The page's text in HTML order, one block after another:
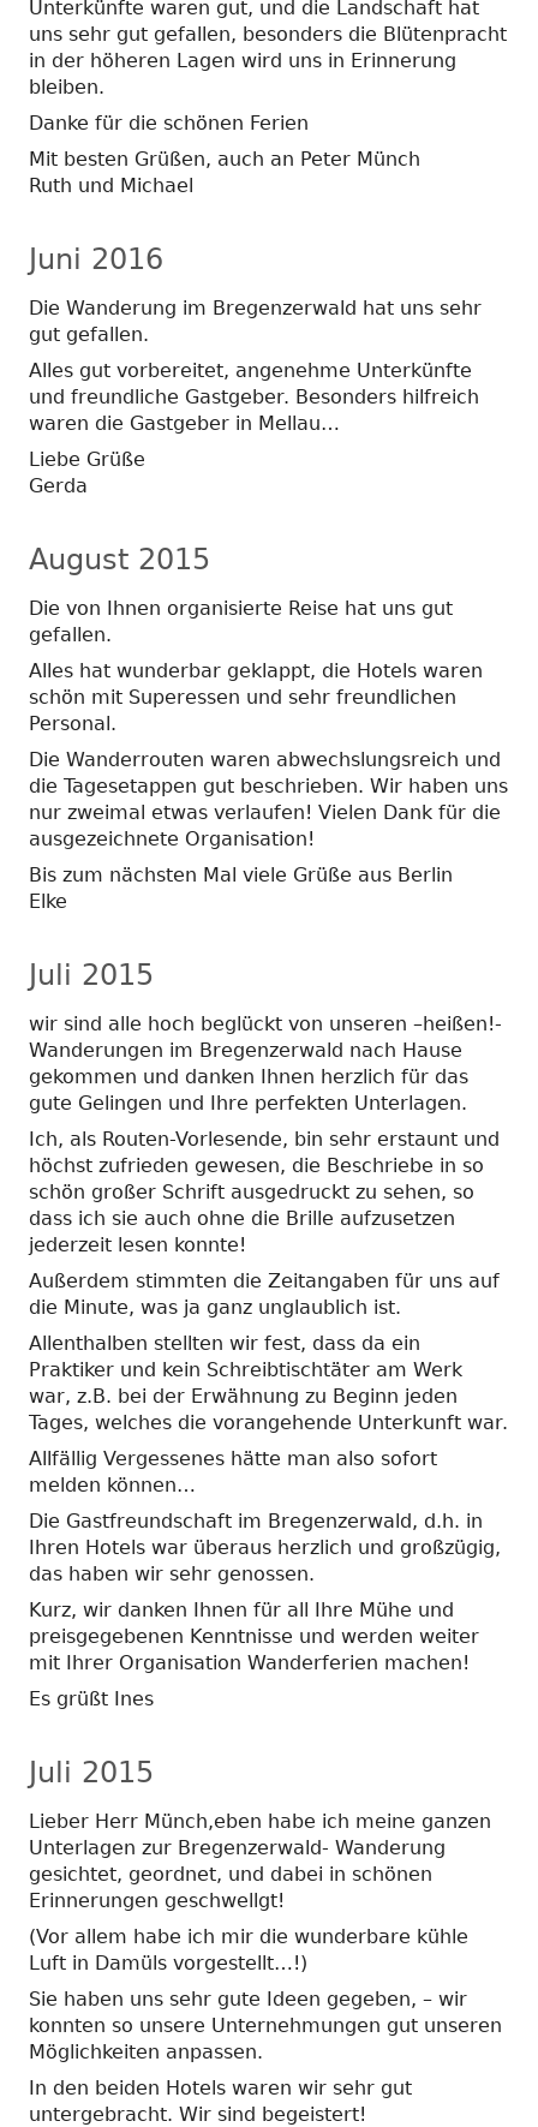
Unterkünfte waren gut, und die Landschaft hat
uns sehr gut gefallen, besonders die Blütenpracht
in der höheren Lagen wird uns in Erinnerung
bleiben.
Danke für die schönen Ferien
Mit besten Grüßen, auch an Peter Münch
Ruth und Michael
Juni 2016
Die Wanderung im Bregenzerwald hat uns sehr
gut gefallen.
Alles gut vorbereitet, angenehme Unterkünfte
und freundliche Gastgeber. Besonders hilfreich
waren die Gastgeber in Mellau…
Liebe Grüße
Gerda
August 2015
Die von Ihnen organisierte Reise hat uns gut
gefallen.
Alles hat wunderbar geklappt, die Hotels waren
schön mit Superessen und sehr freundlichen
Personal.
Die Wanderrouten waren abwechslungsreich und
die Tagesetappen gut beschrieben. Wir haben uns
nur zweimal etwas verlaufen! Vielen Dank für die
ausgezeichnete Organisation!
Bis zum nächsten Mal viele Grüße aus Berlin
Elke
Juli 2015
wir sind alle hoch beglückt von unseren –heißen!-
Wanderungen im Bregenzerwald nach Hause
gekommen und danken Ihnen herzlich für das
gute Gelingen und Ihre perfekten Unterlagen.
Ich, als Routen-Vorlesende, bin sehr erstaunt und
höchst zufrieden gewesen, die Beschriebe in so
schön großer Schrift ausgedruckt zu sehen, so
dass ich sie auch ohne die Brille aufzusetzen
jederzeit lesen konnte!
Außerdem stimmten die Zeitangaben für uns auf
die Minute, was ja ganz unglaublich ist.
Allenthalben stellten wir fest, dass da ein
Praktiker und kein Schreibtischtäter am Werk
war, z.B. bei der Erwähnung zu Beginn jeden
Tages, welches die vorangehende Unterkunft war.
Allfällig Vergessenes hätte man also sofort
melden können…
Die Gastfreundschaft im Bregenzerwald, d.h. in
Ihren Hotels war überaus herzlich und großzügig,
das haben wir sehr genossen.
Kurz, wir danken Ihnen für all Ihre Mühe und
preisgegebenen Kenntnisse und werden weiter
mit Ihrer Organisation Wanderferien machen!
Es grüßt Ines
Juli 2015
Lieber Herr Münch,eben habe ich meine ganzen
Unterlagen zur Bregenzerwald- Wanderung
gesichtet, geordnet, und dabei in schönen
Erinnerungen geschwellgt!
(Vor allem habe ich mir die wunderbare kühle
Luft in Damüls vorgestellt…!)
Sie haben uns sehr gute Ideen gegeben, – wir
konnten so unsere Unternehmungen gut unseren
Möglichkeiten anpassen.
In den beiden Hotels waren wir sehr gut
untergebracht. Wir sind begeistert!